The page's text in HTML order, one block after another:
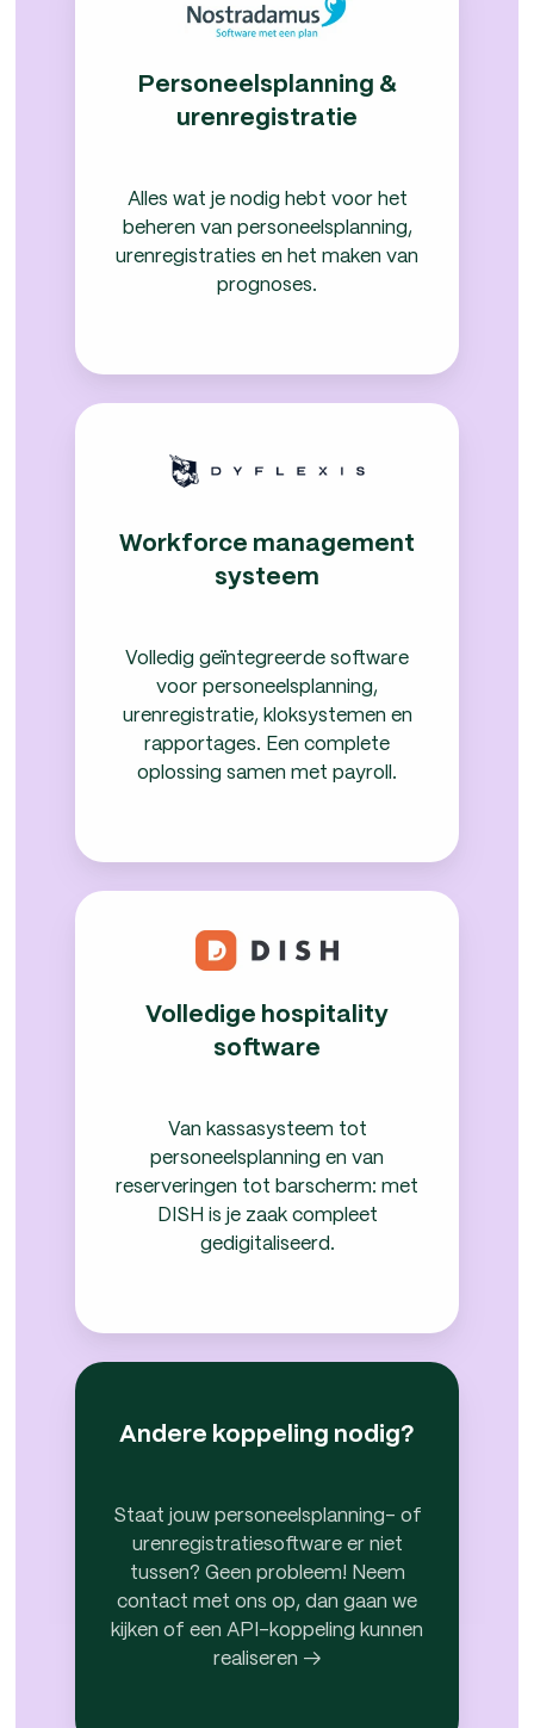
Personeelsplanning &
urenregistratie
Alles wat je nodig hebt voor het
beheren van personeelsplanning,
urenregistraties en het maken van
prognoses.
urenregistratie
Workforce management
systeem
Volledig geïntegreerde software
voor personeelsplanning,
urenregistratie, kloksystemen en
rapportages. Een complete
oplossing samen met payroll.
systeem
Volledige hospitality
software
Van kassasysteem tot
personeelsplanning en van
reserveringen tot barscherm: met
DISH is je zaak compleet
gedigitaliseerd.
hospitality
software
Andere koppeling nodig?
Staat jouw personeelsplanning- of
urenregistratiesoftware er niet
tussen? Geen probleem! Neem
contact met ons op, dan gaan we
kijken of een API-koppeling kunnen
realiseren →
nodig?